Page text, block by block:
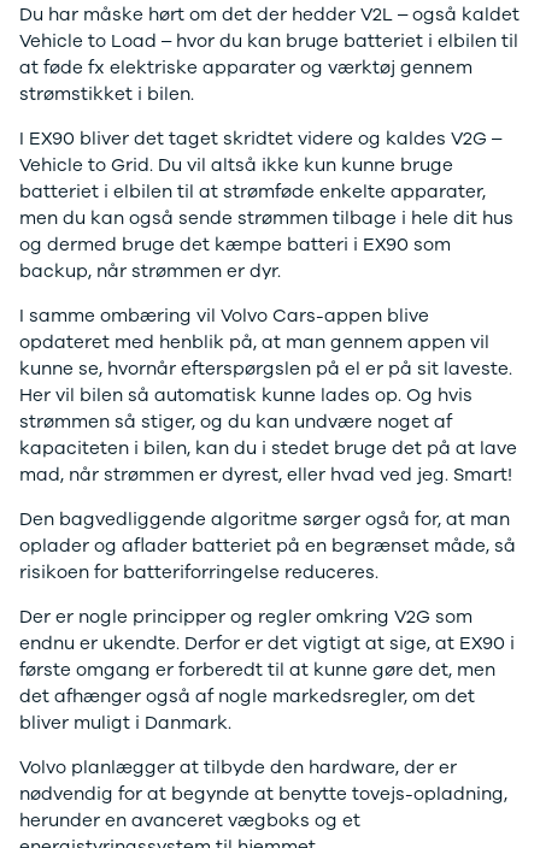
4S
Renault
Se alle
Renault
SUV
Twingo
Clio IV
Clio V
Captur
Zoe
Megane III
Megane IV
Scenic
Scenic III
Kadjar
Talisman
Espace
Arkana
Megane
Clio III
Kangoo
Grand Scenic
IV
Scenic IV
Trafic
Trafic T29
Master IV T33
Express
Scenic E-
Tech Electric
Du har måske hørt om det der hedder V2L – også kaldet
Vehicle to Load – hvor du kan bruge batteriet i elbilen til
at føde fx elektriske apparater og værktøj gennem
strømstikket i bilen.
I EX90 bliver det taget skridtet videre og kaldes V2G –
Vehicle to Grid. Du vil altså ikke kun kunne bruge
batteriet i elbilen til at strømføde enkelte apparater,
men du kan også sende strømmen tilbage i hele dit hus
og dermed bruge det kæmpe batteri i EX90 som
backup, når strømmen er dyr.
I samme ombæring vil Volvo Cars-appen blive
opdateret med henblik på, at man gennem appen vil
kunne se, hvornår efterspørgslen på el er på sit laveste.
Her vil bilen så automatisk kunne lades op. Og hvis
strømmen så stiger, og du kan undvære noget af
kapaciteten i bilen, kan du i stedet bruge det på at lave
mad, når strømmen er dyrest, eller hvad ved jeg. Smart!
Den bagvedliggende algoritme sørger også for, at man
oplader og aflader batteriet på en begrænset måde, så
risikoen for batteriforringelse reduceres.
Der er nogle principper og regler omkring V2G som
endnu er ukendte. Derfor er det vigtigt at sige, at EX90 i
første omgang er forberedt til at kunne gøre det, men
det afhænger også af nogle markedsregler, om det
bliver muligt i Danmark.
Volvo planlægger at tilbyde den hardware, der er
nødvendig for at begynde at benytte tovejs-opladning,
herunder en avanceret vægboks og et